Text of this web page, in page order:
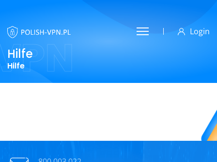
Login
Hilfe
Hilfe